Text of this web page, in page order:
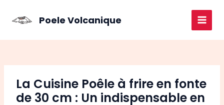
Poele Volcanique
MAIN
La Cuisine Poêle à frire en fonte
de 30 cm : Un indispensable en